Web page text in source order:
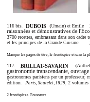
116 bis. DUBOIS (Urnain) et Emile
raisonnées et démonstratives de
3700 recettes, embrassant dans son
et les principes de la Grande Cuisine.
Manque les pages de titre, le frontispice et sans la
117. BRILLAT-SAVARIN
gastronomie transcendante,
gastronomes parisiens par un professeur,
édition.
Paris, Sautelet, 1829 , 2
2 frontispices. Rousseurs